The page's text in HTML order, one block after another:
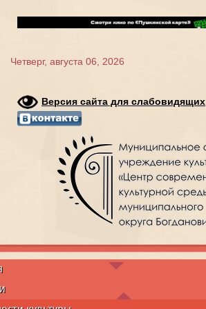
Четверг, августа 06, 2026
Версия сайта для слабовидящих